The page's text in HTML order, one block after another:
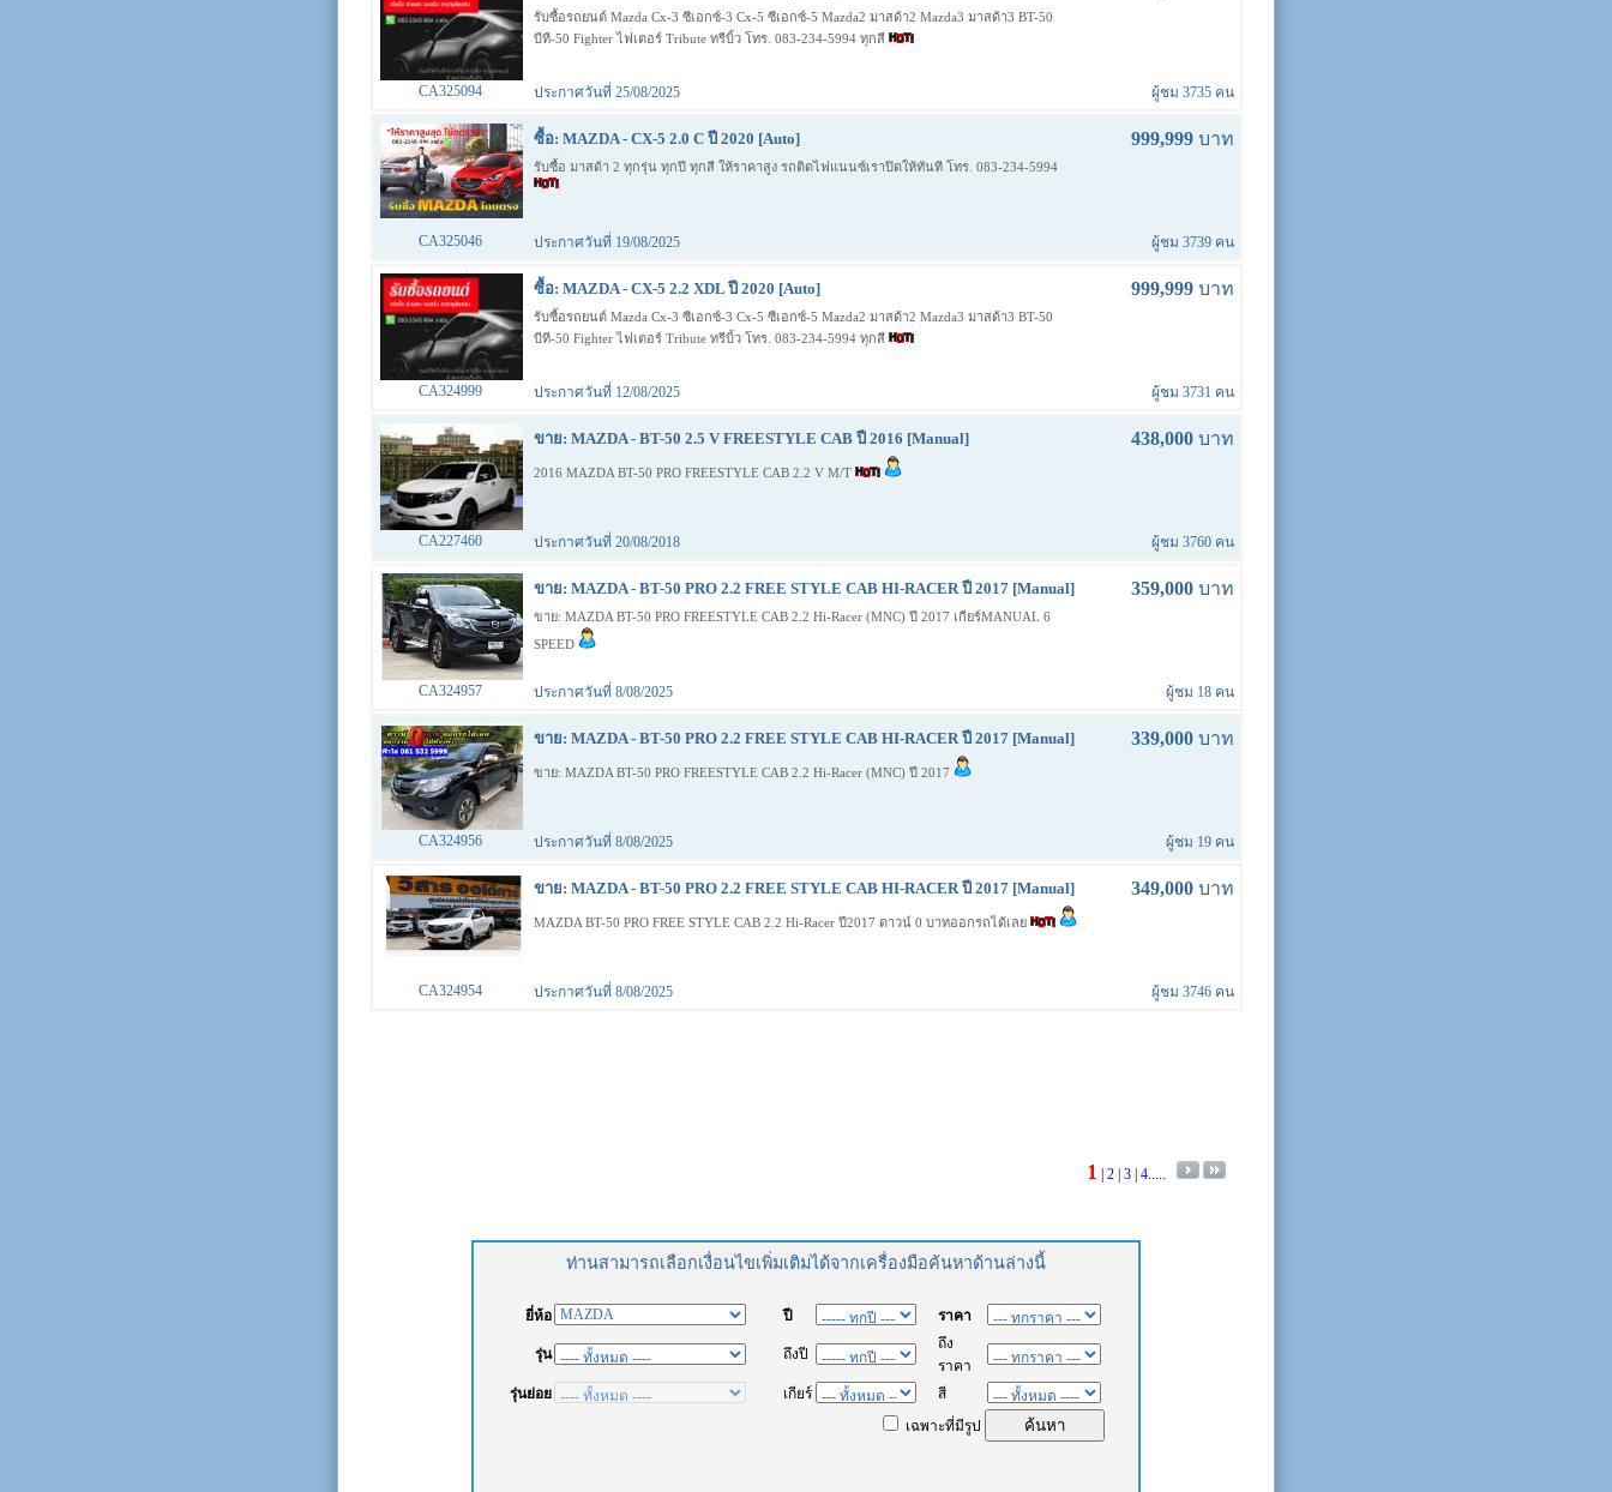
รับซื้อรถยนต์ Mazda Cx-3 ซีเอกซ์-3 Cx-5 ซีเอกซ์-5 Mazda2 มาสด้า2 Mazda3 มาสด้า3 BT-50
บีที-50 Fighter ไฟเตอร์ Tribute ทรีบิ้ว โทร. 083-234-5994 ทุกสี
CA325094 ประกาศวันที่ 25/08/2025 ผู้ชม 3735 คน
ซื้อ: MAZDA - CX-5 2.0 C ปี 2020 [Auto] 999,999บาท
รับซื้อ มาสด้า 2 ทุกรุ่น ทุกปี ทุกสี ให้ราคาสูง รถติดไฟแนนซ์เราปิดให้ทันที โทร. 083-234-5994
CA325046 ประกาศวันที่ 19/08/2025 ผู้ชม 3739 คน
ซื้อ: MAZDA - CX-5 2.2 XDL ปี 2020 [Auto] 999,999บาท
รับซื้อรถยนต์ Mazda Cx-3 ซีเอกซ์-3 Cx-5 ซีเอกซ์-5 Mazda2 มาสด้า2 Mazda3 มาสด้า3 BT-50
บีที-50 Fighter ไฟเตอร์ Tribute ทรีบิ้ว โทร. 083-234-5994 ทุกสี
CA324999 ประกาศวันที่ 12/08/2025 ผู้ชม 3731 คน
ขาย: MAZDA - BT-50 2.5 V FREESTYLE CAB ปี 2016 [Manual] 438,000บาท
2016 MAZDA BT-50 PRO FREESTYLE CAB 2.2 V M/T
CA227460 ประกาศวันที่ 20/08/2018 ผู้ชม 3760 คน
ขาย: MAZDA - BT-50 PRO 2.2 FREE STYLE CAB HI-RACER ปี 2017 [Manual] 359,000บาท
ขาย: MAZDA BT-50 PRO FREESTYLE CAB 2.2 Hi-Racer (MNC) ปี 2017 เกียร์MANUAL 6
SPEED
CA324957 ประกาศวันที่ 8/08/2025 ผู้ชม 18 คน
ขาย: MAZDA - BT-50 PRO 2.2 FREE STYLE CAB HI-RACER ปี 2017 [Manual] 339,000บาท
ขาย: MAZDA BT-50 PRO FREESTYLE CAB 2.2 Hi-Racer (MNC) ปี 2017
CA324956 ประกาศวันที่ 8/08/2025 ผู้ชม 19 คน
ขาย: MAZDA - BT-50 PRO 2.2 FREE STYLE CAB HI-RACER ปี 2017 [Manual] 349,000บาท
MAZDA BT-50 PRO FREE STYLE CAB 2.2 Hi-Racer ปี2017 ดาวน์ 0 บาทออกรถได้เลย
CA324954 ประกาศวันที่ 8/08/2025 ผู้ชม 3746 คน
1 2 3 4.....
ท่านสามารถเลือกเงื่อนไขเพิ่มเติมได้จากเครื่องมือค้นหาด้านล่างนี้
ยี่ห้อ ปี ราคา
รุ่น ถึงปี
ถึง
ราคา
รุ่นย่อย
เกียร์
สี
เฉพาะที่มีรูป